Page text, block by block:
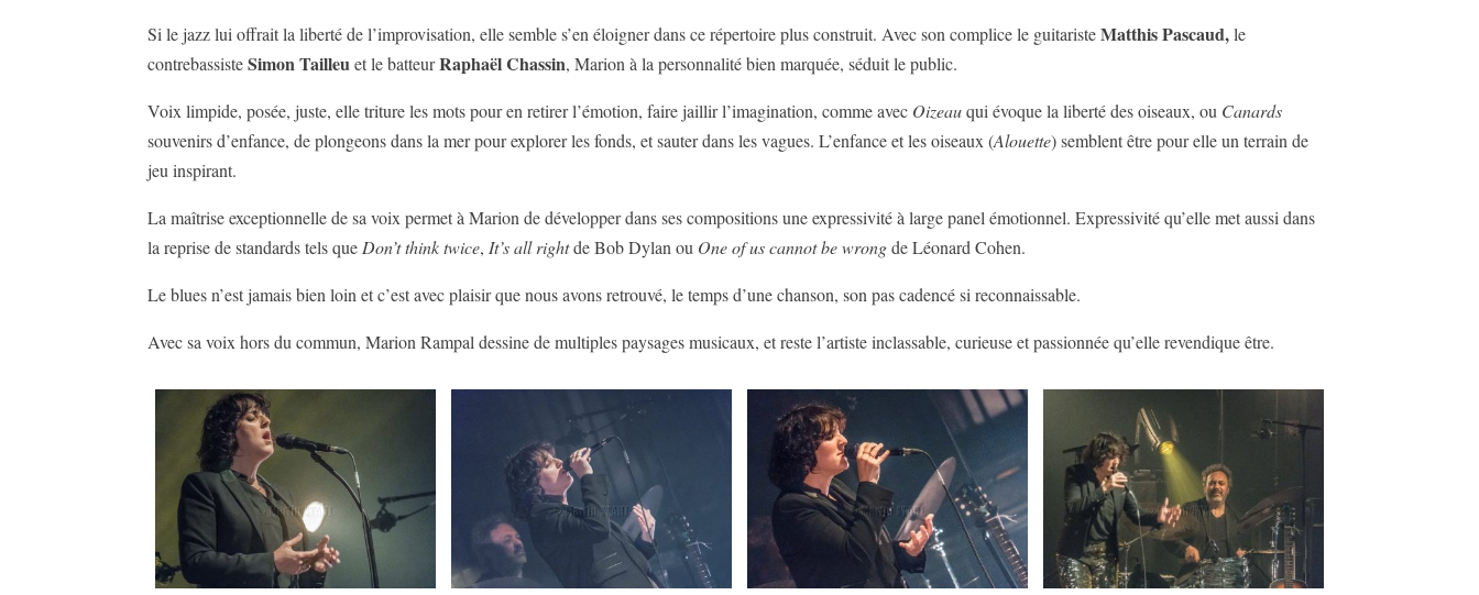
Si le jazz lui offrait la liberté de l’improvisation, elle semble s’en éloigner dans ce répertoire plus construit. Avec son complice le guitaristeMatthis Pascaud,le
contrebassisteSimon Tailleuet le batteurRaphaël Chassin, Marion à la personnalité bien marquée, séduit le public.
Voix limpide, posée, juste, elle triture les mots pour en retirer l’émotion, faire jaillir l’imagination, comme avec Oizeauqui évoque la liberté des oiseaux, ou Canards
souvenirs d’enfance, de plongeons dans la mer pour explorer les fonds, et sauter dans les vagues. L’enfance et les oiseaux (Alouette) semblent être pour elle un terrain de
jeu inspirant.
La maîtrise exceptionnelle de sa voix permet à Marion de développer dans ses compositions une expressivité à large panel émotionnel. Expressivité qu’elle met aussi dans
la reprise de standards tels queDon’t think twice,It’s all rightde Bob Dylan ou One of us cannot be wrongde Léonard Cohen.
Le blues n’est jamais bien loin et c’est avec plaisir que nous avons retrouvé, le temps d’une chanson, son pas cadencé si reconnaissable.
Avec sa voix hors du commun, Marion Rampal dessine de multiples paysages musicaux, et reste l’artiste inclassable, curieuse et passionnée qu’elle revendique être.